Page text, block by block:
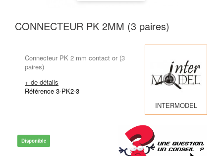
CONNECTEUR PK 2MM (3 paires)
Connecteur PK 2 mm contact or (3
paires)
+ de détails
Référence 3-PK2-3
INTERMODEL
Disponible